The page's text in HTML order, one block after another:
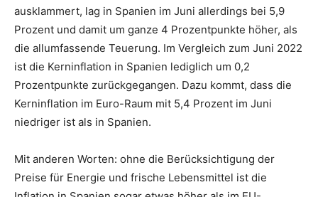
ausklammert, lag in Spanien im Juni allerdings bei 5,9
Prozent und damit um ganze 4 Prozentpunkte höher, als
die allumfassende Teuerung. Im Vergleich zum Juni 2022
ist die Kerninflation in Spanien lediglich um 0,2
Prozentpunkte zurückgegangen. Dazu kommt, dass die
Kerninflation im Euro-Raum mit 5,4 Prozent im Juni
niedriger ist als in Spanien.
Mit anderen Worten: ohne die Berücksichtigung der
Preise für Energie und frische Lebensmittel ist die